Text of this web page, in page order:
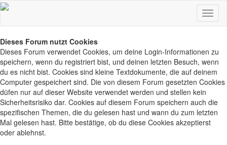
Dieses Forum nutzt Cookies
Dieses Forum verwendet Cookies, um deine Login-Informationen zu
speichern, wenn du registriert bist, und deinen letzten Besuch, wenn
du es nicht bist. Cookies sind kleine Textdokumente, die auf deinem
Computer gespeichert sind. Die von diesem Forum gesetzten Cookies
düfen nur auf dieser Website verwendet werden und stellen kein
Sicherheitsrisiko dar. Cookies auf diesem Forum speichern auch die
spezifischen Themen, die du gelesen hast und wann du zum letzten
Mal gelesen hast. Bitte bestätige, ob du diese Cookies akzeptierst
oder ablehnst.